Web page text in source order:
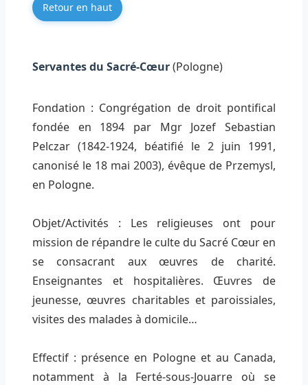
Retour en haut
Servantes du Sacré-Cœur(Pologne)
Fondation : Congrégation de droit pontifical
fondée en 1894 par Mgr Jozef Sebastian
Pelczar (1842-1924, béatifié le 2 juin 1991,
canonisé le 18 mai 2003), évêque de Przemysl,
en Pologne.
Objet/Activités : Les religieuses ont pour
mission de répandre le culte du Sacré Cœur en
se consacrant aux œuvres de charité.
Enseignantes et hospitalières. Œuvres de
jeunesse, œuvres charitables et paroissiales,
visites des malades à domicile…
Effectif : présence en Pologne et au Canada,
notamment à la Ferté-sous-Jouarre où se